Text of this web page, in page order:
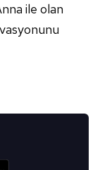
uyarınca
ve sitemizde
ilgili bilgi
ile olan